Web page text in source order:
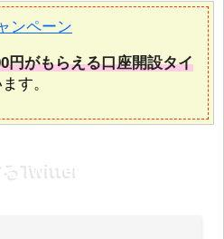
円がもらえる口座開設タイ
す。
Twitter